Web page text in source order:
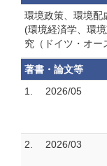
環境政策、環境配
(環境経済学、環
究（ドイツ・オー
著書・論文等
1.
2026/05
2. 2026/03